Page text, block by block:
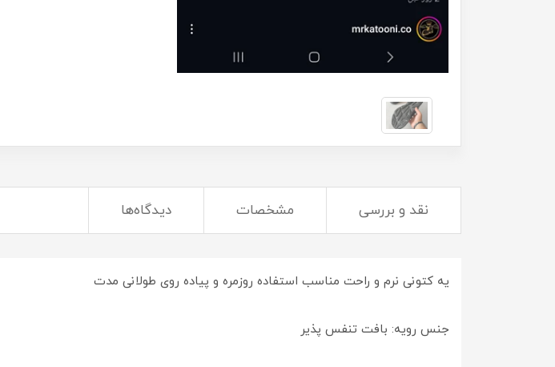
نقد و بررسی مشخصات دیدگاه‌ها
یه کتونی نرم و راحت مناسب استفاده روزمره و پیاده روی طولانی مدت
جنس رویه: بافت تنفس پذیر